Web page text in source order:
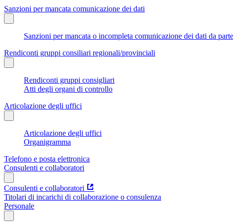
Sanzioni per mancata comunicazione dei dati
Sanzioni per mancata o incompleta comunicazione dei dati da
Rendiconti gruppi consiliari regionali/provinciali
Rendiconti gruppi consigliari
Atti degli organi di controllo
Articolazione degli uffici
Articolazione degli uffici
Organigramma
Telefono e posta elettronica
Consulenti e collaboratori
Consulenti e collaboratori
Titolari di incarichi di collaborazione o consulenza
Personale